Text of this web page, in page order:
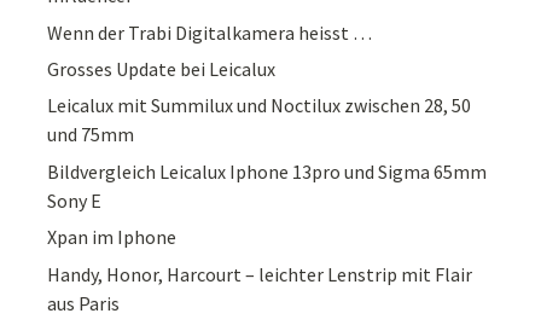
Wenn der Trabi Digitalkamera heisst …
Grosses Update bei Leicalux
Leicalux mit Summilux und Noctilux zwischen 28, 50
und 75mm
Bildvergleich Leicalux Iphone 13pro und Sigma 65mm
Sony E
Xpan im Iphone
Handy, Honor, Harcourt – leichter Lenstrip mit Flair
aus Paris